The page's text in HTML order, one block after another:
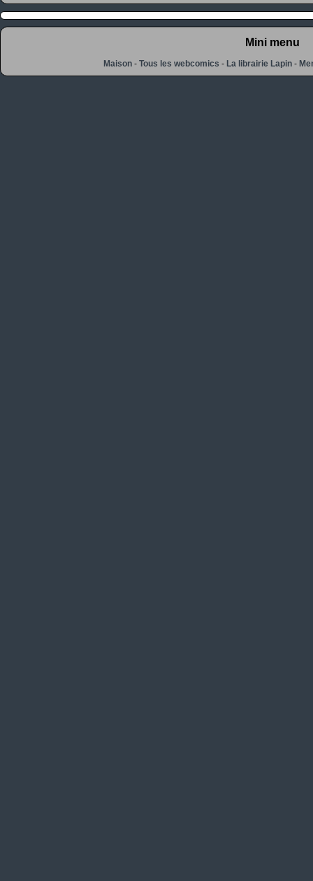
Mini menu
Maison -Tous les webcomics -La librairie Lapin -